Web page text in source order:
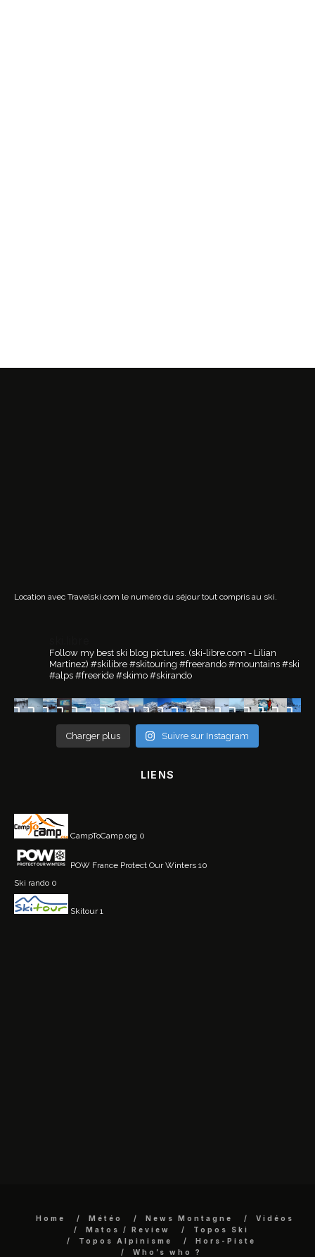
Location avec Travelski.com le numéro du séjour tout compris au ski.
Follow my best ski blog pictures. (ski-libre.com - Lilian
Martinez) #skilibre #skitouring #freerando #mountains #ski
#alps #freeride #skimo #skirando
Charger plus Suivre sur Instagram
LIENS
CampToCamp.org 0
POW France Protect Our Winters 10
Ski rando 0
Skitour1
Home Météo News Montagne
Vidéos
Matos / Review
Topos Ski
Topos Alpinisme
Hors-Piste
Who’s who ?